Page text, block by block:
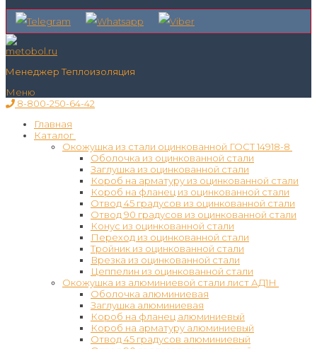
Менеджер Теплоизоляция
Меню
8-800-250-64-42
Главная
Каталог
Окожушка из стали оцинкованной ГОСТ 14918-8
Оболочка из оцинкованной стали
Заглушка из оцинкованной стали
Короб на арматуру из оцинкованной стали
Короб на фланец из оцинкованной стали
Отвод 45 градусов из оцинкованной стали
Отвод 90 градусов из оцинкованной стали
Конус из оцинкованной стали
Переход из оцинкованной стали
Тройник из оцинкованной стали
Врезка из оцинкованной стали
Цеппелин из оцинкованной стали
Окожушка из алюминиевой стали лист АД1Н
Оболочка алюминиевая
Заглушка алюминиевая
Короб на фланец алюминиевый
Короб на арматуру алюминиевый
Отвод 45 градусов алюминиевый